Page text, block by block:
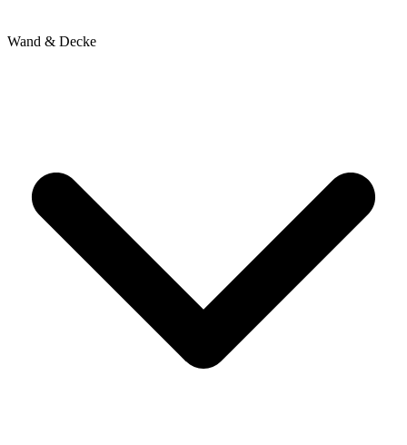
Wand & Decke